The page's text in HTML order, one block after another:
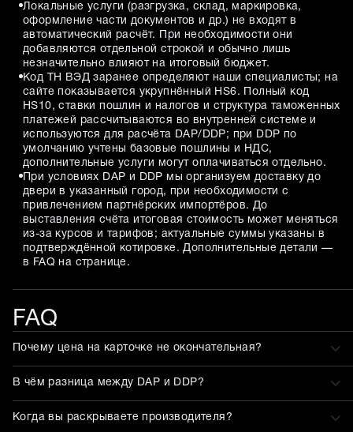
Локальные услуги (разгрузка, склад, маркировка,
оформление части документов и др.) не входят в
автоматический расчёт. При необходимости они
добавляются отдельной строкой и обычно лишь
незначительно влияют на итоговый бюджет.
Код ТН ВЭД заранее определяют наши специалисты; на
сайте показывается укрупнённый HS6. Полный код
HS10, ставки пошлин и налогов и структура таможенных
платежей рассчитываются во внутренней системе и
используются для расчёта DAP/DDP; при DDP по
умолчанию учтены базовые пошлины и НДС,
дополнительные услуги могут оплачиваться отдельно.
При условиях DAP и DDP мы организуем доставку до
двери в указанный город, при необходимости с
привлечением партнёрских импортёров. До
выставления счёта итоговая стоимость может меняться
из-за курсов и тарифов; актуальные суммы указаны в
подтверждённой котировке. Дополнительные детали —
в FAQ на странице.
FAQ
Почему цена на карточке не окончательная?
В чём разница между DAP и DDP?
Когда вы раскрываете производителя?